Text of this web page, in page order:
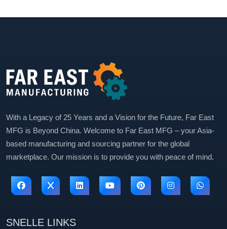
With a Legacy of 25 Years and a Vision for the Future, Far East
MFG is Beyond China. Welcome to Far East MFG – your Asia-
based manufacturing and sourcing partner for the global
marketplace. Our mission is to provide you with peace of mind.
SNELLE LINKS